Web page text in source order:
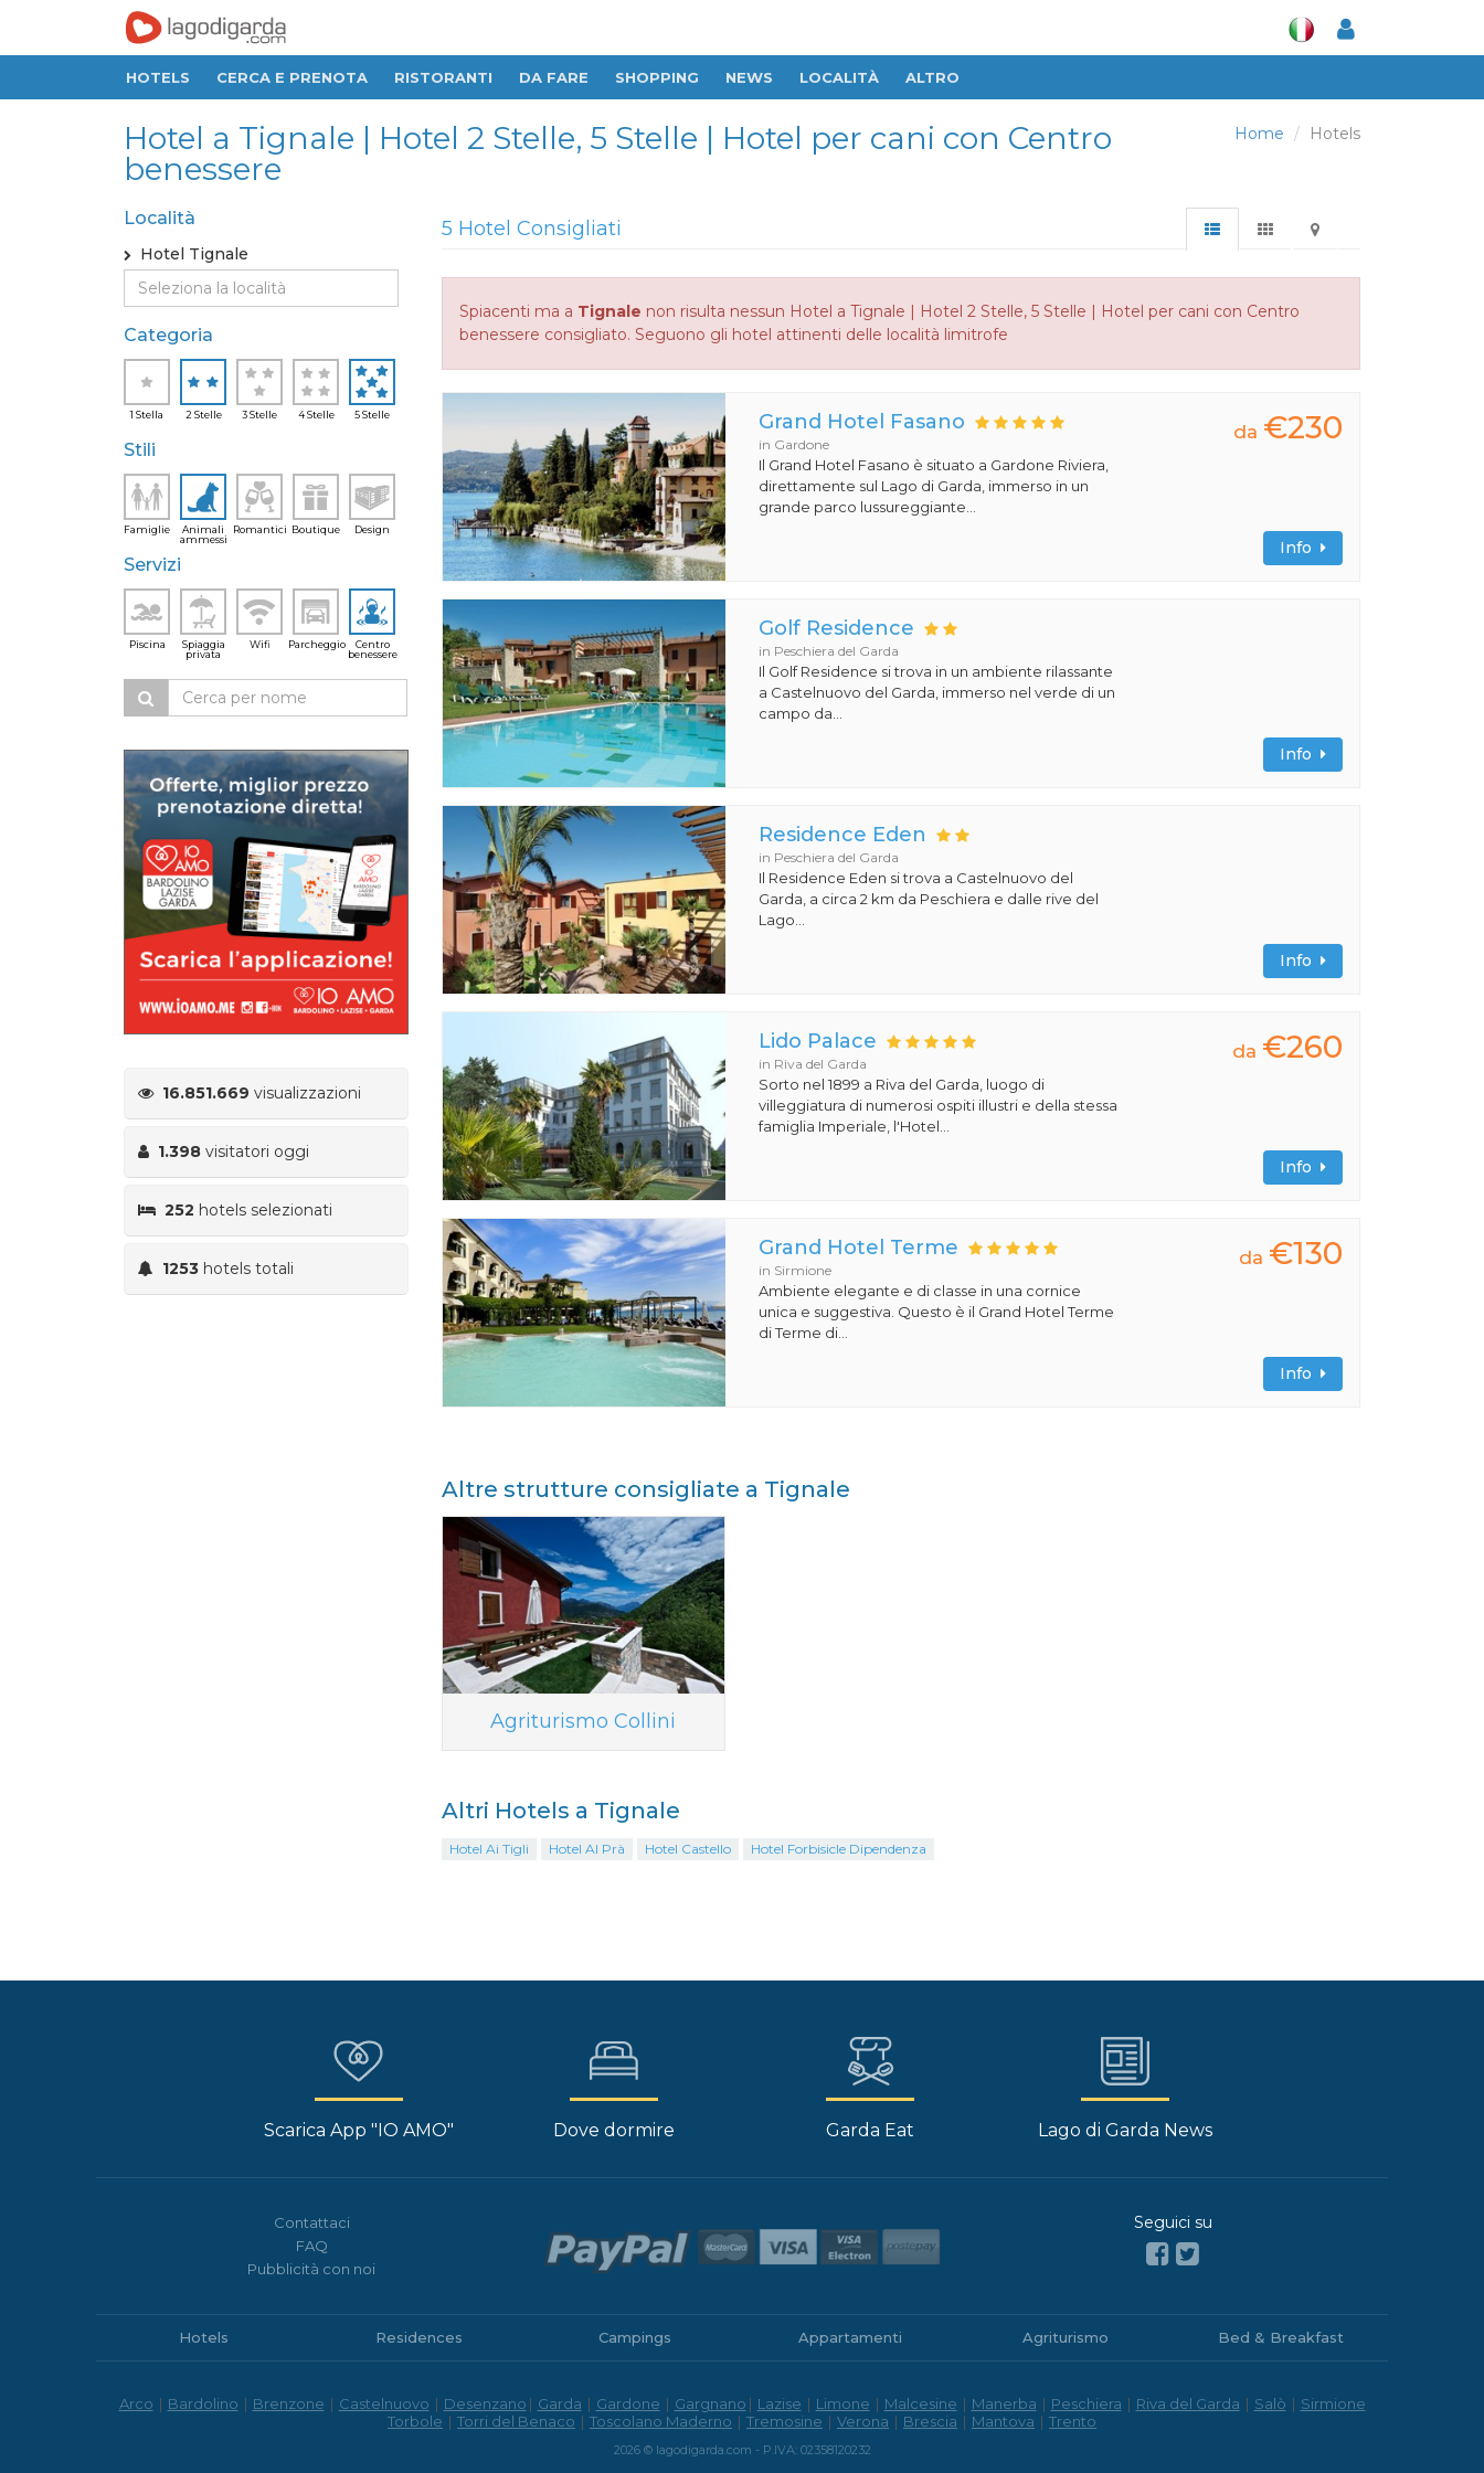
HOTELS CERCA E PRENOTA RISTORANTI DA FARE SHOPPING NEWS LOCALITÀ ALTRO
Home Hotels
Hotel a Tignale | Hotel 2 Stelle, 5 Stelle | Hotel per cani con Centro
benessere
Località
Hotel Tignale
Categoria
1 Stella 2 Stelle 3 Stelle 4 Stelle 5 Stelle
Stili
Famiglie
Animali
ammessi
Romantici Boutique Design
Servizi
Piscina
Spiaggia
privata
Wifi Parcheggio
Centro
benessere
16.851.669 visualizzazioni
1.398 visitatori oggi
252 hotels selezionati
1253 hotels totali
5 Hotel Consigliati
Spiacenti ma a Tignale non risulta nessun Hotel a Tignale | Hotel 2 Stelle, 5 Stelle | Hotel per cani con Centro
benessere consigliato. Seguono gli hotel attinenti delle località limitrofe
Grand Hotel Fasano
in Gardone
Il Grand Hotel Fasano è situato a Gardone Riviera,
direttamente sul Lago di Garda, immerso in un
grande parco lussureggiante...
da €230
Info
Golf Residence
in Peschiera del Garda
Il Golf Residence si trova in un ambiente rilassante
a Castelnuovo del Garda, immerso nel verde di un
campo da...
Info
Residence Eden
in Peschiera del Garda
Il Residence Eden si trova a Castelnuovo del
Garda, a circa 2 km da Peschiera e dalle rive del
Lago...
Info
Lido Palace
in Riva del Garda
Sorto nel 1899 a Riva del Garda, luogo di
villeggiatura di numerosi ospiti illustri e della stessa
famiglia Imperiale, l'Hotel...
da €260
Info
Grand Hotel Terme
in Sirmione
Ambiente elegante e di classe in una cornice
unica e suggestiva. Questo è il Grand Hotel Terme
di Terme di...
da €130
Info
Altre strutture consigliate a Tignale
Agriturismo Collini
Altri Hotels a Tignale
Hotel Ai Tigli Hotel Al Prà Hotel Castello Hotel Forbisicle Dipendenza
Scarica App "IO AMO" Dove dormire Garda Eat Lago di Garda News
Contattaci
FAQ
Pubblicità con noi
Seguici su
Hotels Residences Campings Appartamenti Agriturismo Bed & Breakfast
Arco | Bardolino | Brenzone | Castelnuovo | Desenzano | Garda | Gardone | Gargnano | Lazise | Limone | Malcesine | Manerba | Peschiera | Riva del Garda | Salò | Sirmione
Torbole | Torri del Benaco | Toscolano Maderno | Tremosine | Verona | Brescia | Mantova | Trento
2026 © lagodigarda.com - P.IVA: 02358120232